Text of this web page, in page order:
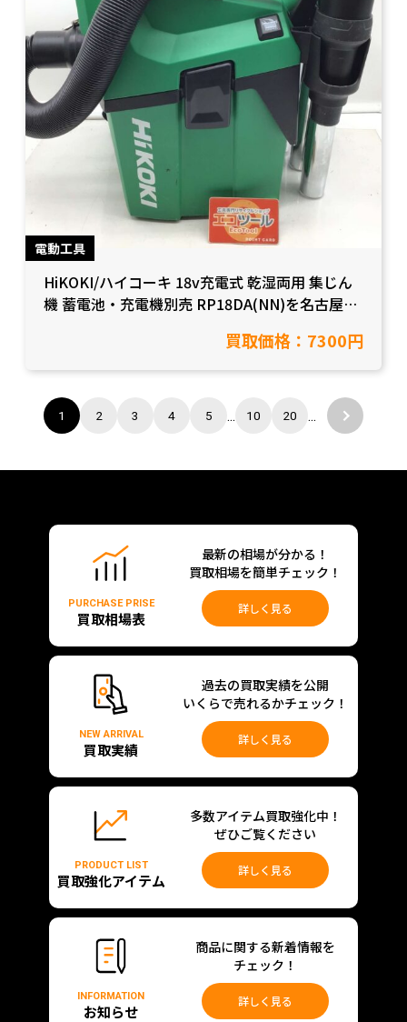
電動工具
HiKOKI/ハイコーキ 18v充電式 乾湿両用 集じん
機 蓄電池・充電機別売 RP18DA(NN)を名古屋市
買取価格：7300円
1 2 3 4 5 ... 10 20 ...
PURCHASE PRISE
買取相場表
最新の相場が分かる！
買取相場を簡単チェック！
詳しく見る
NEW ARRIVAL
買取実績
過去の買取実績を公開
いくらで売れるかチェック！
詳しく見る
PRODUCT LIST
買取強化アイテム
多数アイテム買取強化中！
ぜひご覧ください
詳しく見る
INFORMATION
お知らせ
商品に関する新着情報を
チェック！
詳しく見る